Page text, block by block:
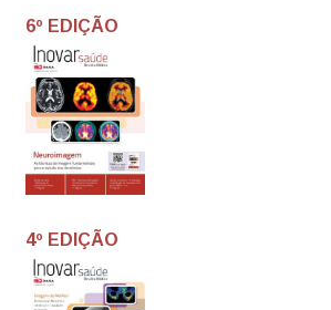
6º EDIÇÃO
4º EDIÇÃO